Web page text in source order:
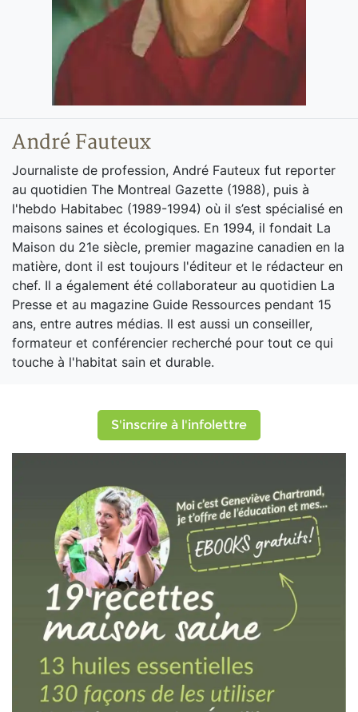
André Fauteux
Journaliste de profession, André Fauteux fut reporter
au quotidien The Montreal Gazette (1988), puis à
l'hebdo Habitabec (1989-1994) où il s’est spécialisé en
maisons saines et écologiques. En 1994, il fondait La
Maison du 21e siècle, premier magazine canadien en la
matière, dont il est toujours l'éditeur et le rédacteur en
chef. Il a également été collaborateur au quotidien La
Presse et au magazine Guide Ressources pendant 15
ans, entre autres médias. Il est aussi un conseiller,
formateur et conférencier recherché pour tout ce qui
touche à l'habitat sain et durable.
S'inscrire à l'infolettre